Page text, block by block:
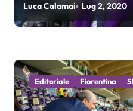
i
c
Luca Calamai Lug 2, 2020
Editoriale Fiorentina